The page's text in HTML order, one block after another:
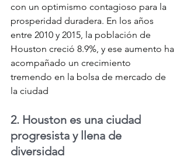
con un optimismo contagioso para la
prosperidad duradera. En los años
entre 2010 y 2015, la población de
Houston creció 8.9%, y ese aumento ha
acompañado un crecimiento
tremendo en la bolsa de mercado de
la ciudad
2. Houston es una ciudad
progresista y llena de
diversidad